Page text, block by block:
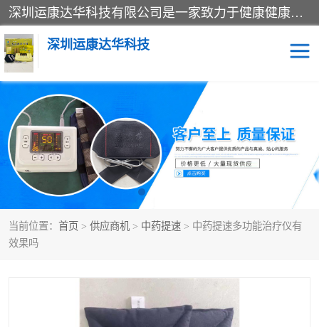
深圳运康达华科技有限公司是一家致力于健康健康产业的现代化企业，已经走过了15个春秋，开创了中医外用发展的新未来，是专业从事中医医疗仪器的研发、生产、销售、服务为一体的子公司，在医疗器械的设计、开发和生产方面率先引进国际先进技术和好的科技人员，先后开发出了场效应治疗仪、多功能治疗仪、颈椎治疗仪、腰椎治疗仪、增效垫等多个系列。
深圳运康达华科技
当前位置： 首页 > 供应商机 > 中药提速 > 中药提速多功能治疗仪有
效果吗
多功能治疗仪 中药提速
中低频治疗仪 脉冲治疗仪
**腺治疗仪